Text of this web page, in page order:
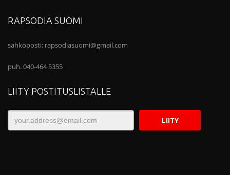
RAPSODIA SUOMI
sähköposti: rapsodiasuomi@gmail.com
puh. 040-464 5355
LIITY POSTITUSLISTALLE